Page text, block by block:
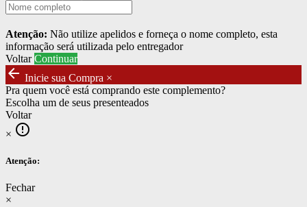
Atenção: Não utilize apelidos e forneça o nome completo, esta
informação será utilizada pelo entregador
Voltar Continuar
arrow_back Inicie sua Compra ×
Pra quem você está comprando este complemento?
Escolha um de seus presenteados
Voltar
× error_outline
Atenção:
Fechar
×